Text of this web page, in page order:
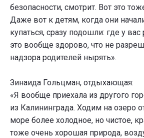
безопасности, смотрит. Вот это
Даже вот к детям, когда они
купаться, сразу подошли: где у вас
это вообще здорово, что не
надзора родителей нырять».
Зинаида Гольцман, отдыхающая:
«Я вообще приехала из другого
из Калининграда. Ходим на озеро
море более холодное, но чистое,
тоже очень хорошая природа,